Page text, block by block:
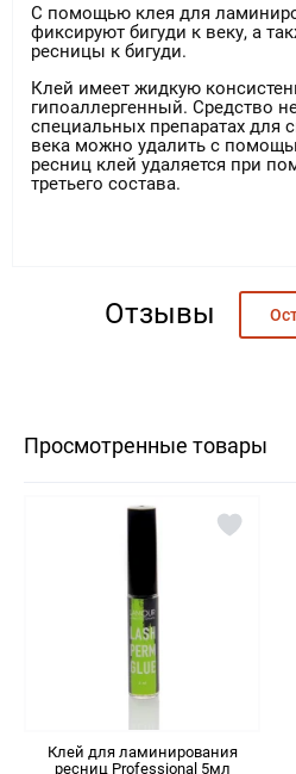
С помощью клея для
фиксируют бигуди к веку, а
ресницы к бигуди.
Клей имеет жидкую
гипоаллергенный. Средство
специальных препаратах для
века можно удалить с
ресниц клей удаляется при
третьего состава.
Отзывы
Просмотренные товары
Клей для ламинирования
ресниц Professional 5мл